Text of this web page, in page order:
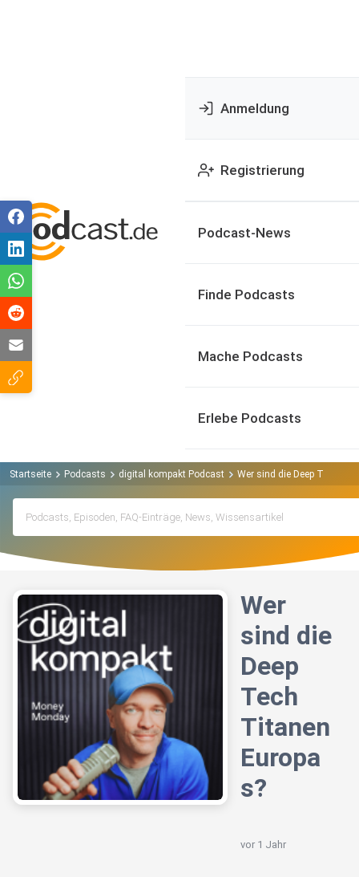
Anmeldung
Registrierung
Podcast-News
Finde Podcasts
Mache Podcasts
Erlebe Podcasts
Startseite Podcasts digital kompakt Podcast Wer sind die Deep Tech
Wer
sind die
Deep
Tech
Titanen
Europa
s?
vor 1 Jahr